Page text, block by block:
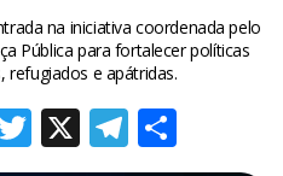
na iniciativa coordenada pelo
Pública para fortalecer políticas
refugiados e apátridas.
Twitter
X